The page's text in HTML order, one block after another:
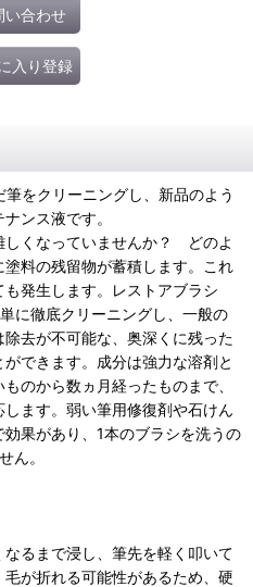
い合わせ
入り登録
をクリーニングし、新品のよう
ンス液です。
しくなっていませんか？ どのよ
料の残留物が蓄積します。これ
発生します。レストアブラシ
に徹底クリーニングし、一般の
去が不可能な、奥深くに残った
できます。成分は強力な溶剤と
のから数ヵ月経ったものまで、
ます。弱い筆用修復剤や石けん
果があり、1本のブラシを洗うの
ん。
るまで浸し、筆先を軽く叩いて
が折れる可能性があるため、硬